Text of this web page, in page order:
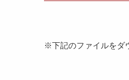
※下記のファイルをダ